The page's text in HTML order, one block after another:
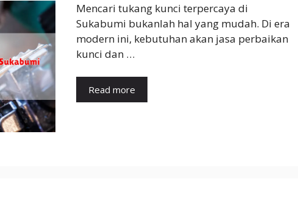
Mencari tukang kunci terpercaya di
Sukabumi bukanlah hal yang mudah. Di era
modern ini, kebutuhan akan jasa perbaikan
kunci dan …
Read more